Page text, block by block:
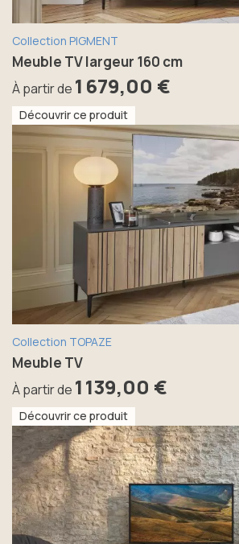
Collection PIGMENT
Meuble TV largeur 160 cm
À partir de 1 679,00 €
Découvrir ce produit
Collection TOPAZE
Meuble TV
À partir de 1 139,00 €
Découvrir ce produit